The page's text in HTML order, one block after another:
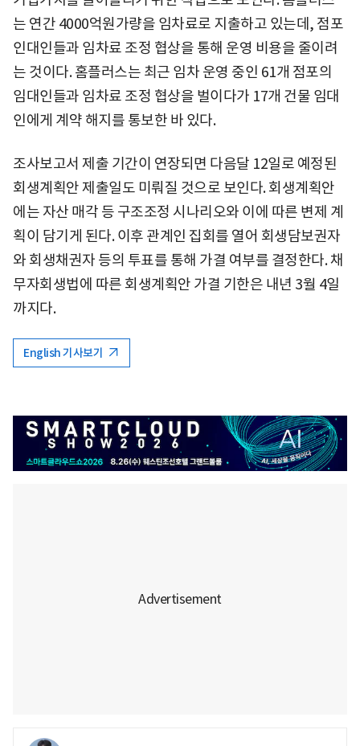
는 연간 4000억원가량을 임차료로 지출하고 있는데, 점포
인대인들과 임차료 조정 협상을 통해 운영 비용을 줄이려
는 것이다. 홈플러스는 최근 임차 운영 중인 61개 점포의
임대인들과 임차료 조정 협상을 벌이다가 17개 건물 임대
인에게 계약 해지를 통보한 바 있다.
조사보고서 제출 기간이 연장되면 다음달 12일로 예정된
회생계획안 제출일도 미뤄질 것으로 보인다. 회생계획안
에는 자산 매각 등 구조조정 시나리오와 이에 따른 변제 계
획이 담기게 된다. 이후 관계인 집회를 열어 회생담보권자
와 회생채권자 등의 투표를 통해 가결 여부를 결정한다. 채
무자회생법에 따른 회생계획안 가결 기한은 내년 3월 4일
까지다.
English 기사보기